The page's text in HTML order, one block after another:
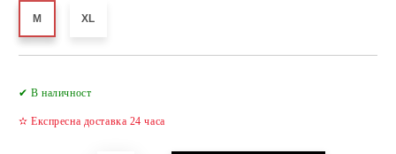
M XL
✔ В наличност
✫ Експресна доставка 24 часа